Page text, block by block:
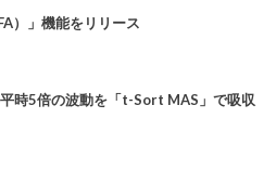
）」機能をリリース
時5倍の波動を「t-Sort MAS」で吸収